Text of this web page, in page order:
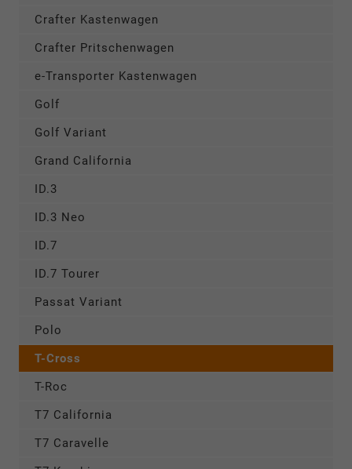
Crafter Kastenwagen
Crafter Pritschenwagen
e-Transporter Kastenwagen
Golf
Golf Variant
Grand California
ID.3
ID.3 Neo
ID.7
ID.7 Tourer
Passat Variant
Polo
T-Cross
T-Roc
T7 California
T7 Caravelle